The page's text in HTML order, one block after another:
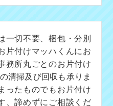
一切不要、梱包・分別
片付けマッハくんにお
務所丸ごとのお片付け
清掃及び回収も承りま
ったものでもお片付け
、諦めずにご相談くだ